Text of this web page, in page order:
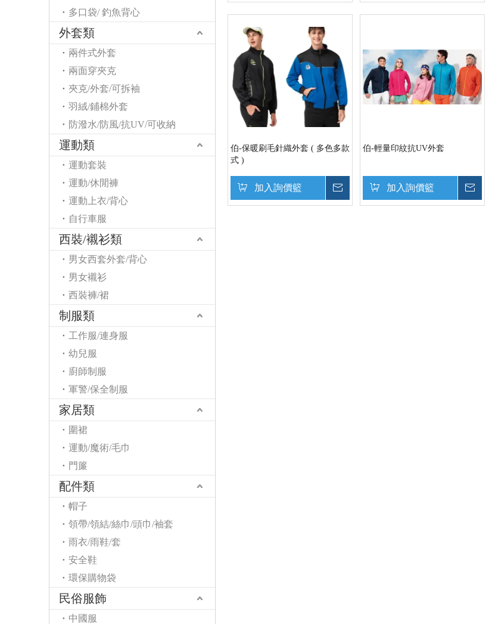
多口袋/ 釣魚背心
外套類
兩件式外套
兩面穿夾克
夾克/外套/可拆袖
羽絨/鋪棉外套
防潑水/防風/抗UV/可收納
運動類
運動套裝
運動/休閒褲
運動上衣/背心
自行車服
西裝/襯衫類
男女西套外套/背心
男女襯衫
西裝褲/裙
制服類
工作服/連身服
幼兒服
廚師制服
軍警/保全制服
家居類
圍裙
運動/魔術/毛巾
門簾
配件類
帽子
領帶/領結/絲巾/頭巾/袖套
雨衣/雨鞋/套
安全鞋
環保購物袋
民俗服飾
中國服
伯-保暖刷毛針織外套 ( 多色多款
式 )
加入詢價籃
伯-輕量印紋抗UV外套
加入詢價籃